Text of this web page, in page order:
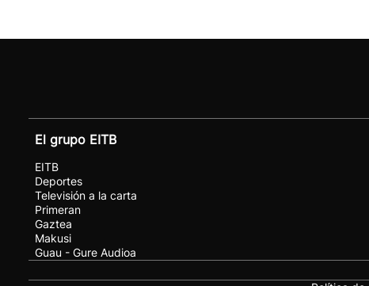
El grupo EITB
EITB
Deportes
Televisión a la carta
Primeran
Gaztea
Makusi
Guau - Gure Audioa